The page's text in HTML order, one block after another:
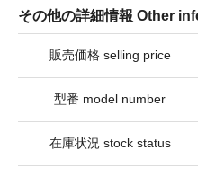
その他の詳細情報 Other
販売価格 selling price
型番 model number
在庫状況 stock status